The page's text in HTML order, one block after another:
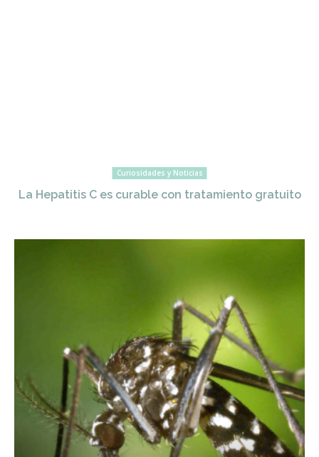
Curiosidades y Noticias
La Hepatitis C es curable con tratamiento gratuito